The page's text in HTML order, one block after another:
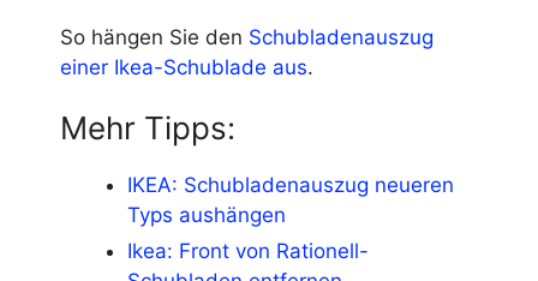
So hängen Sie den Schubladenauszug
einer Ikea-Schublade aus.
Mehr Tipps:
IKEA: Schubladenauszug neueren
Typs aushängen
Ikea: Front von Rationell-